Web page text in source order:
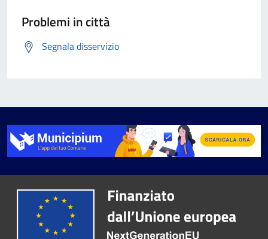
Problemi in città
Segnala disservizio